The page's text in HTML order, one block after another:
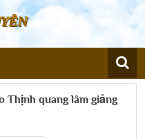
quang lâm giảng